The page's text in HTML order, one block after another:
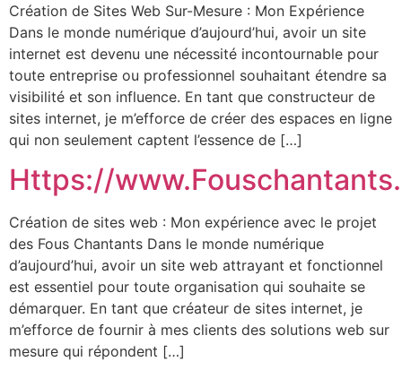
Création de Sites Web Sur-Mesure : Mon Expérience
Dans le monde numérique d’aujourd’hui, avoir un site
internet est devenu une nécessité incontournable pour
toute entreprise ou professionnel souhaitant étendre sa
visibilité et son influence. En tant que constructeur de
sites internet, je m’efforce de créer des espaces en ligne
qui non seulement captent l’essence de […]
Https://
Création de sites web : Mon expérience avec le projet
des Fous Chantants Dans le monde numérique
d’aujourd’hui, avoir un site web attrayant et fonctionnel
est essentiel pour toute organisation qui souhaite se
démarquer. En tant que créateur de sites internet, je
m’efforce de fournir à mes clients des solutions web sur
mesure qui répondent […]